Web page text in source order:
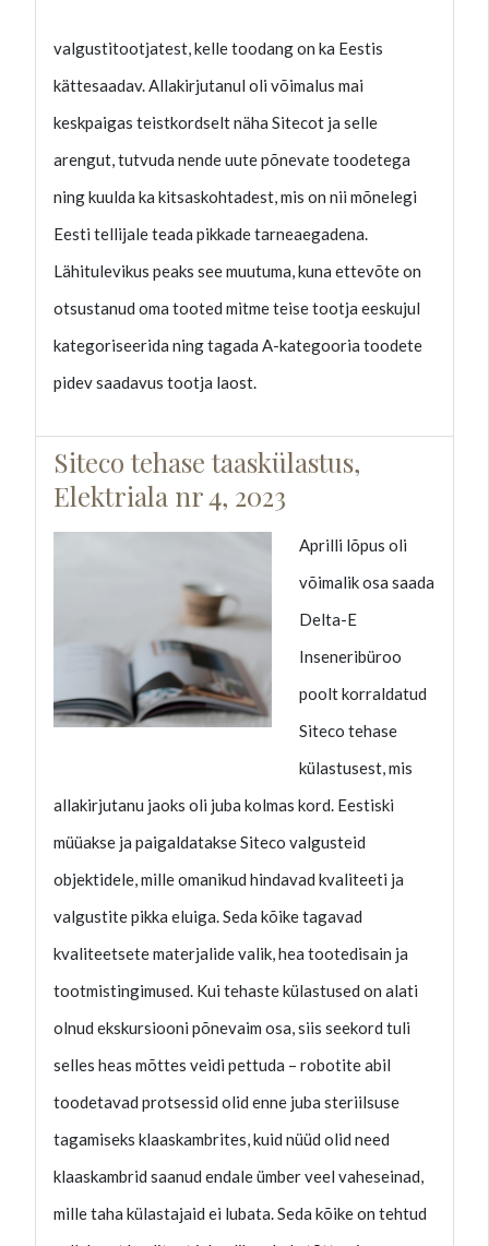
valgustitootjatest, kelle toodang on ka Eestis
kättesaadav. Allakirjutanul oli võimalus mai
keskpaigas teistkordselt näha Sitecot ja selle
arengut, tutvuda nende uute põnevate toodetega
ning kuulda ka kitsaskohtadest, mis on nii mõnelegi
Eesti tellijale teada pikkade tarneaegadena.
Lähitulevikus peaks see muutuma, kuna ettevõte on
otsustanud oma tooted mitme teise tootja eeskujul
kategoriseerida ning tagada A-kategooria toodete
pidev saadavus tootja laost.
Siteco tehase taaskülastus,
Elektriala nr 4, 2023
Aprilli lõpus oli
võimalik osa saada
Delta-E
Inseneribüroo
poolt korraldatud
Siteco tehase
külastusest, mis
allakirjutanu jaoks oli juba kolmas kord. Eestiski
müüakse ja paigaldatakse Siteco valgusteid
objektidele, mille omanikud hindavad kvaliteeti ja
valgustite pikka eluiga. Seda kõike tagavad
kvaliteetsete materjalide valik, hea tootedisain ja
tootmistingimused. Kui tehaste külastused on alati
olnud ekskursiooni põnevaim osa, siis seekord tuli
selles heas mõttes veidi pettuda – robotite abil
toodetavad protsessid olid enne juba steriilsuse
tagamiseks klaaskambrites, kuid nüüd olid need
klaaskambrid saanud endale ümber veel vaheseinad,
mille taha külastajaid ei lubata. Seda kõike on tehtud